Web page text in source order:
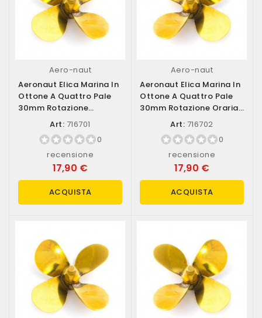
Aero-naut
Aeronaut Elica Marina In
Ottone A Quattro Pale
30mm Rotazione
Antioraria...
Art: 716701
0
recensione
17,90 €
ACQUISTA
Aero-naut
Aeronaut Elica Marina In
Ottone A Quattro Pale
30mm Rotazione Oraria
(destra)...
Art: 716702
0
recensione
17,90 €
ACQUISTA